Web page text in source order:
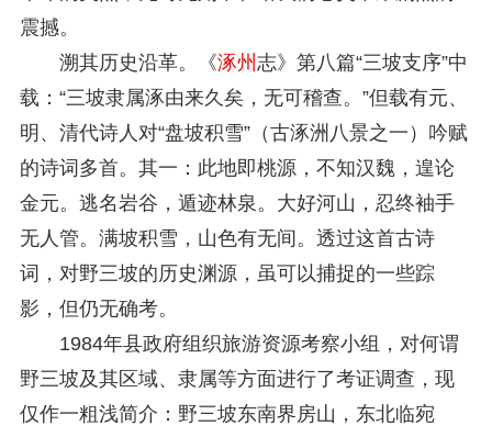
震撼。
溯其历史沿革。《涿州 志》第八篇“三坡支序”中
载：“三坡隶属涿由来久矣，无可稽查。”但载有元、
明、清代诗人对“盘坡积雪”（古涿洲八景之一）吟赋
的诗词多首。其一：此地即桃源，不知汉魏，遑论
金元。逃名岩谷，遁迹林泉。大好河山，忍终袖手
无人管。满坡积雪，山色有无间。透过这首古诗
词，对野三坡的历史渊源，虽可以捕捉的一些踪
影，但仍无确考。
1984年县政府组织旅游资源考察小组，对何谓
野三坡及其区域、隶属等方面进行了考证调查，现
仅作一粗浅简介：野三坡东南界房山，东北临宛